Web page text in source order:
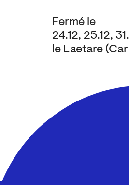
Fermé le
24.12, 25.12,
le Laetare